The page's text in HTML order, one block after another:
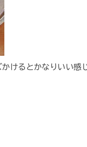
けるとかなりいい感